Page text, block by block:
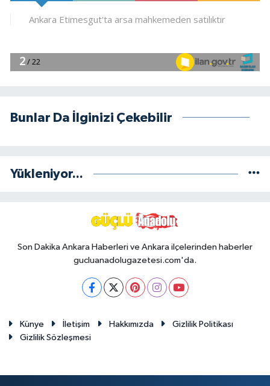
Bunlar Da İlginizi Çekebilir
Yükleniyor...
Son Dakika Ankara Haberleri ve Ankara ilçelerinden haberler
gucluanadolugazetesi.com'da.
Künye İletişim Hakkımızda
Gizlilik Politikası
Gizlilik Sözleşmesi